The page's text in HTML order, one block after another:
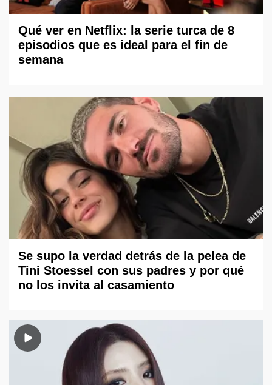
Qué ver en Netflix: la serie turca de 8
episodios que es ideal para el fin de
semana
Se supo la verdad detrás de la pelea de
Tini Stoessel con sus padres y por qué
no los invita al casamiento